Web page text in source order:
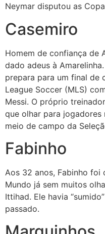
Neymar disputou as
Casemiro
Homem de confiança de
dado adeus à
prepara para um final de
League Soccer (MLS)
Messi. O próprio
que olhar para
meio de campo da
Fabinho
Aos 32 anos, Fabinho
Mundo já sem muitos
Ittihad. Ele havia
passado.